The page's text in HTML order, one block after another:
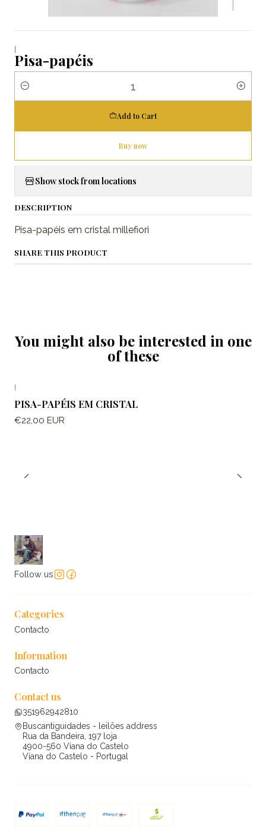
|
Pisa-papéis
Quantity
Add to Cart
Buy now
Show stock from locations
DESCRIPTION
Pisa-papéis em cristal millefiori
SHARE THIS PRODUCT
You might also be interested in one
of these
PISA-PAPÉIS EM CRISTAL
€22,00 EUR
Follow us
Categories
Contacto
Information
Contacto
Contact us
351962942810
Buscantiguidades - leilões address
Rua da Bandeira, 197 loja
4900-560 Viana do Castelo
Viana do Castelo - Portugal